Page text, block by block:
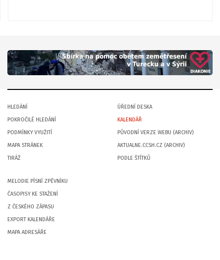
HLEDÁNÍ
POKROČILÉ HLEDÁNÍ
PODMÍNKY VYUŽITÍ
MAPA STRÁNEK
TIRÁŽ
ÚŘEDNÍ DESKA
KALENDÁŘ
PŮVODNÍ VERZE WEBU (ARCHIV)
AKTUALNE.CCSH.CZ (ARCHIV)
PODLE ŠTÍTKŮ
MELODIE PÍSNÍ ZPĚVNÍKU
ČASOPISY KE STAŽENÍ
Z ČESKÉHO ZÁPASU
EXPORT KALENDÁŘE
MAPA ADRESÁŘE